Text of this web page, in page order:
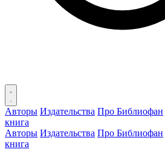
Авторы Издательства Про Библиофан
книга
Авторы Издательства Про Библиофан
книга